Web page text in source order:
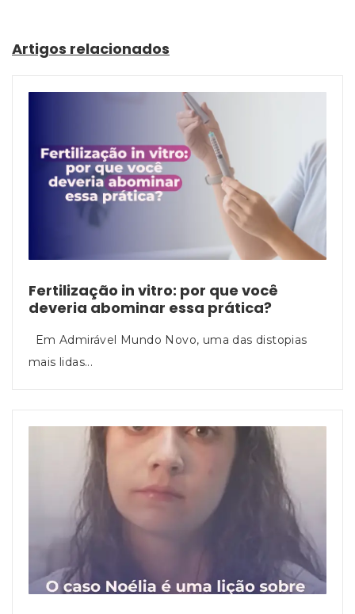
Artigos relacionados
Fertilização in vitro: por que você
deveria abominar essa prática?
Em Admirável Mundo Novo, uma das distopias
mais lidas...